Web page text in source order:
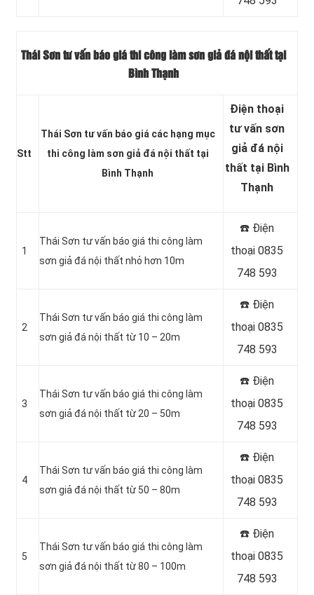
Thái Sơn tư vấn báo giá thi công làm sơn giả đá nội thất tại
Bình Thạnh
Stt
Thái Sơn tư vấn báo giá các hạng mục
thi công làm sơn giả đá nội thất tại
Bình Thạnh
Điện thoại
tư vấn sơn
giả đá nội
thất tại Bình
Thạnh
1
Thái Sơn tư vấn báo giá thi công làm
sơn giả đá nội thất nhỏ hơn 10m
☎️ Điện
thoại 0835
748 593
2
Thái Sơn tư vấn báo giá thi công làm
sơn giả đá nội thất từ 10 – 20m
☎️ Điện
thoại 0835
748 593
3
Thái Sơn tư vấn báo giá thi công làm
sơn giả đá nội thất từ 20 – 50m
☎️ Điện
thoại 0835
748 593
4
Thái Sơn tư vấn báo giá thi công làm
sơn giả đá nội thất từ 50 – 80m
☎️ Điện
thoại 0835
748 593
5
Thái Sơn tư vấn báo giá thi công làm
sơn giả đá nội thất từ 80 – 100m
☎️ Điện
thoại 0835
748 593